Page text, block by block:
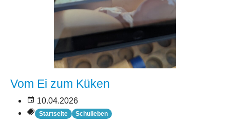
Vom Ei zum Küken
10.04.2026
Startseite Schulleben